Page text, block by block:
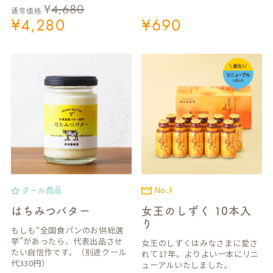
通常価格 ¥4,680
¥4,280 ¥690
クール商品
はちみつバター
もしも“全国食パンのお供総選
挙”があったら、代表出品させ
たい自信作です。（別途クール
代330円）
No.1
女王のしずく 10本入
り
女王のしずくはみなさまに愛さ
れて17年。よりよい一本にリニ
ューアルいたしました。